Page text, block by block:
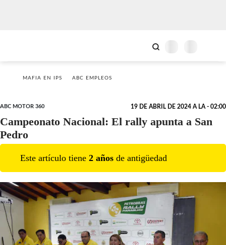
MAFIA EN IPS ABC EMPLEOS
ABC MOTOR 360 19 DE ABRIL DE 2024 A LA - 02:00
Campeonato Nacional: El rally apunta a San
Pedro
Este artículo tiene 2 años de antigüedad